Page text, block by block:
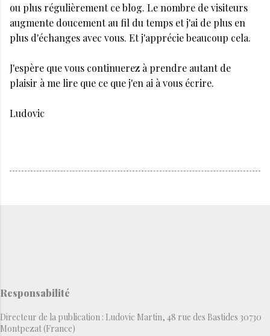
ou plus régulièrement ce blog. Le nombre de visiteurs
augmente doucement au fil du temps et j'ai de plus en
plus d'échanges avec vous. Et j'apprécie beaucoup cela.
J'espère que vous continuerez à prendre autant de
plaisir à me lire que ce que j'en ai à vous écrire.
Ludovic
Responsabilité
Directeur de la publication : Ludovic Martin, 48 rue des Bastides 30730
Montpezat (France)